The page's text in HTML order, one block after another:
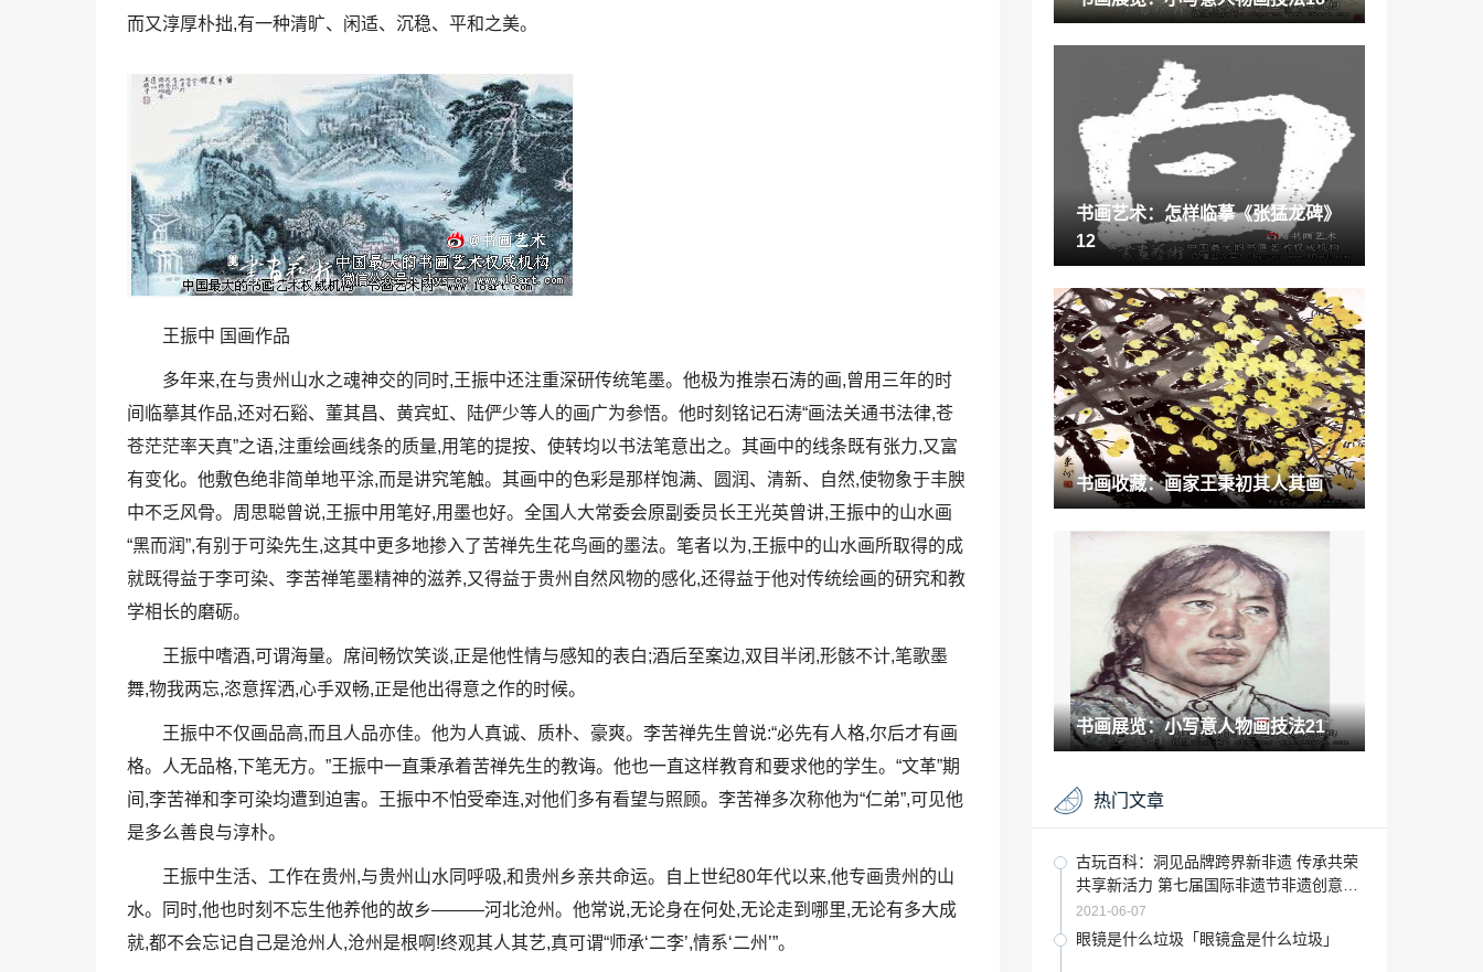
而又淳厚朴拙,有一种清旷、闲适、沉稳、平和之美。
王振中 国画作品
多年来,在与贵州山水之魂神交的同时,王振中还注重深研传统笔墨。他极为推崇石涛的画,曾用三年的时
间临摹其作品,还对石谿、董其昌、黄宾虹、陆俨少等人的画广为参悟。他时刻铭记石涛“画法关通书法律,苍
苍茫茫率天真”之语,注重绘画线条的质量,用笔的提按、使转均以书法笔意出之。其画中的线条既有张力,又富
有变化。他敷色绝非简单地平涂,而是讲究笔触。其画中的色彩是那样饱满、圆润、清新、自然,使物象于丰腴
中不乏风骨。周思聪曾说,王振中用笔好,用墨也好。全国人大常委会原副委员长王光英曾讲,王振中的山水画
“黑而润”,有别于可染先生,这其中更多地掺入了苦禅先生花鸟画的墨法。笔者以为,王振中的山水画所取得的成
就既得益于李可染、李苦禅笔墨精神的滋养,又得益于贵州自然风物的感化,还得益于他对传统绘画的研究和教
学相长的磨砺。
王振中嗜酒,可谓海量。席间畅饮笑谈,正是他性情与感知的表白;酒后至案边,双目半闭,形骸不计,笔歌墨
舞,物我两忘,恣意挥洒,心手双畅,正是他出得意之作的时候。
王振中不仅画品高,而且人品亦佳。他为人真诚、质朴、豪爽。李苦禅先生曾说:“必先有人格,尔后才有画
格。人无品格,下笔无方。”王振中一直秉承着苦禅先生的教诲。他也一直这样教育和要求他的学生。“文革”期
间,李苦禅和李可染均遭到迫害。王振中不怕受牵连,对他们多有看望与照顾。李苦禅多次称他为“仁弟”,可见他
是多么善良与淳朴。
王振中生活、工作在贵州,与贵州山水同呼吸,和贵州乡亲共命运。自上世纪80年代以来,他专画贵州的山
水。同时,他也时刻不忘生他养他的故乡———河北沧州。他常说,无论身在何处,无论走到哪里,无论有多大成
就,都不会忘记自己是沧州人,沧州是根啊!终观其人其艺,真可谓“师承‘二李’,情系‘二州’”。
“通体”新盟利陶瓷厂家批发，新盟利瓷砖
主要产品介绍
艺术赏析：回家的神彩·王琰彩墨作品展
2021-05-21
鉴藏赏析：大道至简 行笔高妙
2021-11-13
书画展览：沈尹默的帖学书法审美3
2021-11-09
陆抑非工笔花鸟画「中国著名花鸟画家」
2022-11-25
华盛顿名画「名画大师」
2022-12-29
英国皇家美术学院世界排名第几「英国皇
家艺术学院」
“陶瓷砖”格仕陶瓷砖，闪亮广交会
2022-10-17
古玩赏析：《孩子》艺术展即将在京举办
2021-05-27
成考专升本需要哪些条件「专升本成考」
2023-01-25
9中国建博会！
原来把照片拍成黑白 有这么多好处嘛「照
片做成黑白的是不是不吉利」
2022-11-21
“鹰牌”小店全国火热招商中，开启全新的
书画艺术：怎样临摹《张猛龙碑》
12
书画收藏：画家王秉初其人其画
书画展览：小写意人物画技法21
热门文章
古玩百科：洞见品牌跨界新非遗 传承共荣
共享新活力 第七届国际非遗节非遗创意沙
龙在蓉举行
2021-06-07
眼镜是什么垃圾「眼镜盒是什么垃圾」